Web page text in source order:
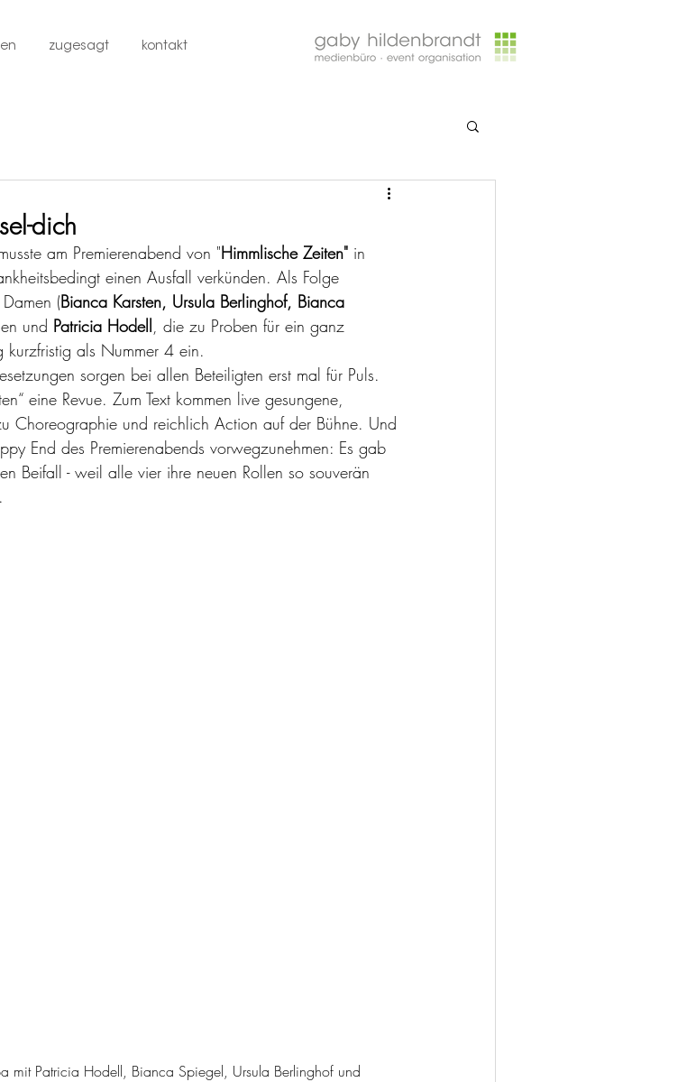
zugesagt kontakt
dich
am Premierenabend von "Himmlische Zeiten" in
einen Ausfall verkünden. Als Folge
(Bianca Karsten, Ursula Berlinghof, Bianca
und Patricia Hodell, die zu Proben für ein ganz
als Nummer 4 ein.
sorgen bei allen Beteiligten erst mal für Puls.
eine Revue. Zum Text kommen live gesungene,
Choreographie und reichlich Action auf der Bühne. Und
End des Premierenabends vorwegzunehmen: Es gab
Beifall - weil alle vier ihre neuen Rollen so souverän
mit Patricia Hodell, Bianca Spiegel, Ursula Berlinghof und